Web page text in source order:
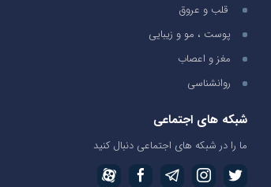
قلب و عروق
پوست ، مو و زیبایی
مغز و اعصاب
روانشناسی
شبکه های اجتماعی
ما را در شبکه های اجتماعی دنبال کنید